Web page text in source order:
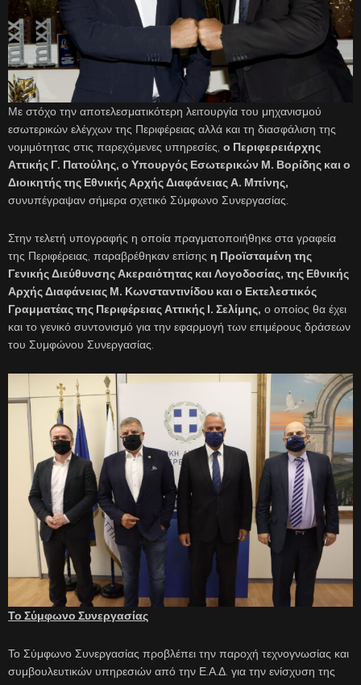
Με στόχο την αποτελεσματικότερη λειτουργία του μηχανισμού
εσωτερικών ελέγχων της Περιφέρειας αλλά και τη διασφάλιση της
νομιμότητας στις παρεχόμενες υπηρεσίες, ο Περιφερειάρχης
Αττικής Γ. Πατούλης, ο Υπουργός Εσωτερικών Μ. Βορίδης και ο
Διοικητής της Εθνικής Αρχής Διαφάνειας Α. Μπίνης,
συνυπέγραψαν σήμερα σχετικό Σύμφωνο Συνεργασίας.
Στην τελετή υπογραφής η οποία πραγματοποιήθηκε στα γραφεία
της Περιφέρειας, παραβρέθηκαν επίσης η Προϊσταμένη της
Γενικής Διεύθυνσης Ακεραιότητας και Λογοδοσίας, της Εθνικής
Αρχής Διαφάνειας Μ. Κωνσταντινίδου και ο Εκτελεστικός
Γραμματέας της Περιφέρειας Αττικής Ι. Σελίμης, ο οποίος θα έχει
και το γενικό συντονισμό για την εφαρμογή των επιμέρους δράσεων
του Συμφώνου Συνεργασίας.
Το Σύμφωνο Συνεργασίας
Το Σύμφωνο Συνεργασίας προβλέπει την παροχή τεχνογνωσίας και
συμβουλευτικών υπηρεσιών από την Ε.Α.Δ. για την ενίσχυση της